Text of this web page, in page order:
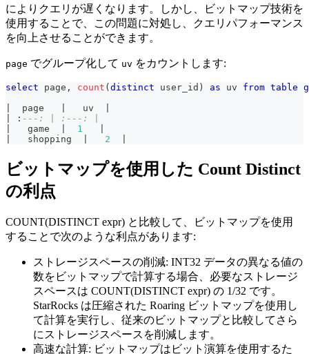
によりクエリが遅くなります。しかし、ビットマップ技術を
使用することで、この問題に対処し、クエリパフォーマンス
を向上させることができます。
page でグループ化して uv をカウントします:
select page , count (distinct user_id ) as uv from table
  page
   uv
: ---: | :---: |
   game
1
   shopping
2
ビットマップを使用した Count Distinct
の利点
COUNT(DISTINCT expr) と比較して、ビットマップを使用
することで次のような利点があります:
ストレージスペースの削減: INT32 データの異なる値の
数をビットマップで計算する場合、必要なストレージ
スペースは COUNT(DISTINCT expr) の 1/32 です。
StarRocks は圧縮された Roaring ビットマップを使用し
て計算を実行し、従来のビットマップと比較してさら
にストレージスペースを削減します。
高速な計算: ビットマップはビット演算を使用するた